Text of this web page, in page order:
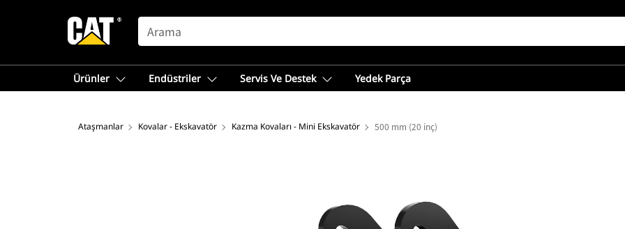
SEARCH
Ürünler Endüstriler Servis Ve Destek Yedek Parça
Ataşmanlar Kovalar - Ekskavatör Kazma Kovaları - Mini Ekskavatör 500 mm (20 inç)